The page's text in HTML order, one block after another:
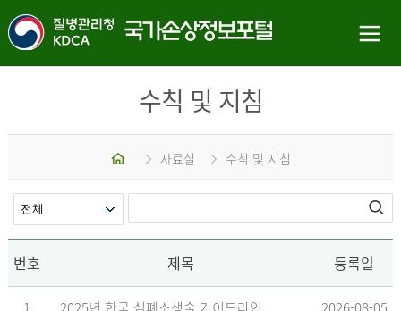
수칙 및 지침
자료실 수칙 및 지침
번호 제목 등록일